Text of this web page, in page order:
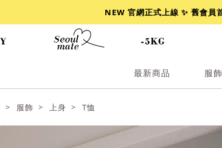
NEW 官網正式上線 ✨ 舊會員
最新商品 服飾
洋裝 舒芙蕾
服飾 上身 T恤